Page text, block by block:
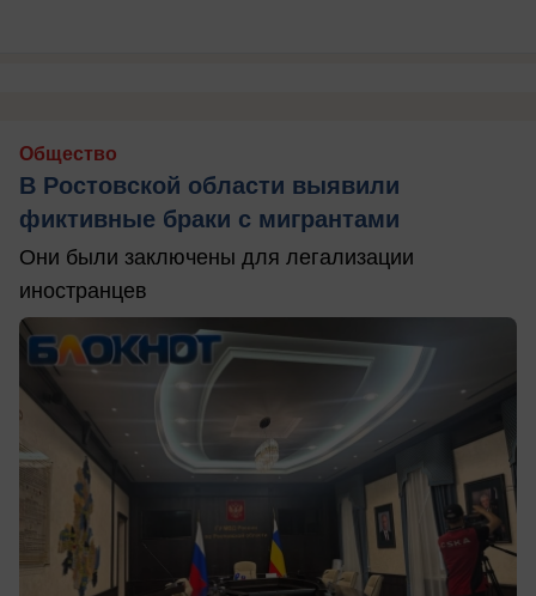
Общество
В Ростовской области выявили
фиктивные браки с мигрантами
Они были заключены для легализации
иностранцев